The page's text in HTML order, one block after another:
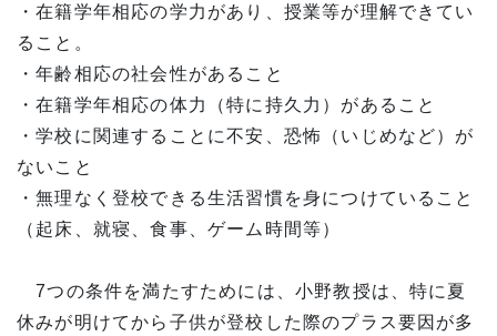
・在籍学年相応の学力があり、授業等が理解できてい
ること。
・年齢相応の社会性があること
・在籍学年相応の体力（特に持久力）があること
・学校に関連することに不安、恐怖（いじめなど）が
ないこと
・無理なく登校できる生活習慣を身につけていること
（起床、就寝、食事、ゲーム時間等）
7つの条件を満たすためには、小野教授は、特に夏
休みが明けてから子供が登校した際のプラス要因が多